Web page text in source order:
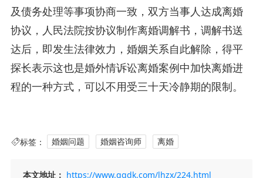
及债务处理等事项协商一致，双方当事人达成离婚
协议，人民法院按协议制作离婚调解书，调解书送
达后，即发生法律效力，婚姻关系自此解除，得平
探长表示这也是婚外情诉讼离婚案例中加快离婚进
程的一种方式，可以不用受三十天冷静期的限制。
标签： 婚姻问题 婚姻咨询师 离婚
本文地址： https://www.qgdk.com/lhzx/224.html